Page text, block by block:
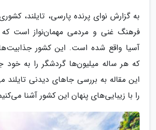
به گزارش نوای پرنده پارسی، تایلند،
فرهنگ غنی و مردمی مهمان‌نواز است
آسیا واقع شده است. این کشور
که هر ساله میلیون‌ها گردشگر را به
این مقاله به بررسی جاهای دیدنی تایلند
را با زیبایی‌های پنهان این کشور آشنا